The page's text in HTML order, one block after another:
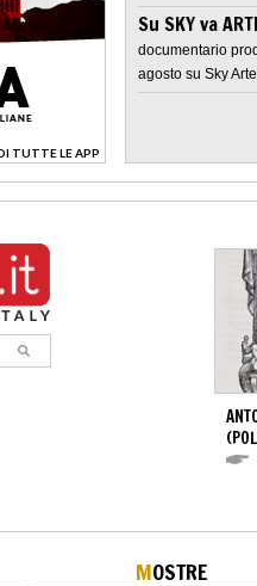
TUTTE LE APP
Su SKY va
documentario
agosto su Sky Arte
MOSTRE